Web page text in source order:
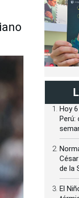
Hoy
Perú:
de la
El